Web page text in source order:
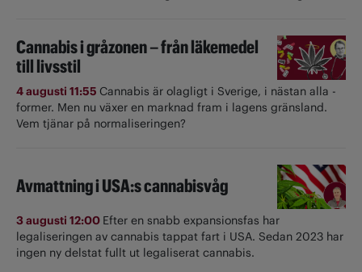
Cannabis i gråzonen – från läkemedel
till livsstil
4 augusti 11:55 Cannabis är olagligt i ­Sverige, i nästan alla ­
former. Men nu växer en marknad fram i lagens gränsland.
Vem tjänar på normaliseringen?
Avmattning i USA:s cannabisvåg
3 augusti 12:00 Efter en snabb expansionsfas har
legaliseringen av cannabis tappat fart i USA. Sedan 2023 har
ingen ny delstat fullt ut ­legaliserat cannabis.